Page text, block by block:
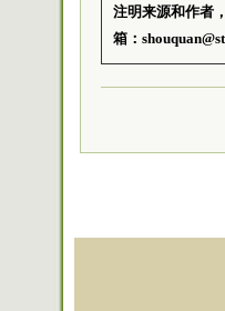
注明来源和作者
箱：